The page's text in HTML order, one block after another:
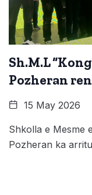
Sh.M.L
Pozheran
15 May 2026
Shkolla e Mesme
Pozheran ka